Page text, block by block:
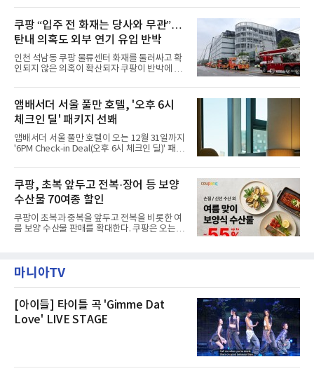
라 극장을 모티브로 한 데코레이션으로 구성됐
다. 무대 공간 및 티켓 박스
필먼트서비스(CFS)가 지난 28일부터 화재 피해
주민을 대상으로 전문 출장 청소서비스 지원에
나섬으로써 본격적인 지역사회 복구 작업이 시
작된 것이다.대피소 주민 중심 청소 접수, 첫날
부터 2가구 지원 완료CFS는 신현초등학교, 신
현북초등학교, 신현여자중학교 등 인천 서해구
관내 임시 대피소 3곳에서 체류해온 화재 피해
민들의 호응 속에 CFS는 즉시 행동에 나섰다. 지
난 28일 오후 전문 청소업체와
쿠팡 “입주 전 화재는 당사와 무관”…
탄내 의혹도 외부 연기 유입 반박
인천 석남동 쿠팡 물류센터 화재를 둘러싸고 확
인되지 않은 의혹이 확산되자 쿠팡이 반박에 나
에 대해서는 외부 화재 연기 유입이라고 설명했
고, 2023년 같은 물류센터에서 발생한 화재에
대해서도 쿠팡 입주 전 공사 과정에서 벌어진 일
이라며 선을 그었다.쿠팡은 21일 인천 물류센터
내부에서 불이 타는 냄새가 났다는 의혹과 관련
해 “사실무근”이라는 입장을 밝혔다.회사 측은
“인근에서 지난 15일 다른 회사에서 발생한 대
것으로 확인됐다”고 설명했다.이어 “정확한 화
재 원인은 추후 조사될
앰배서더 서울 풀만 호텔, '오후 6시
체크인 딜' 패키지 선봬
앰배서더 서울 풀만 호텔이 오는 12월 31일까지
'6PM Check-in Deal(오후 6시 체크인 딜)' 패키
으로 여유로운 저녁 시간부터 호텔 스테이를 시
작할 수 있도록 준비됐다.앰배서더 서울 풀만 호
텔 측은 “퇴근 후 또는 주말 도심 속에서 짧지만
온전한 휴식을 원하는 고객들에게 특별한 경험
을 제공한다”고 밝혔다.패키지는 디럭스와 이그
제큐티브 두 가지 타입으로 구성된다. 디럭스 패
키지는 객실 1박(룸 온리)으로 심플한 호캉스를
스 센터 사우나 2인 이용 혜택이 포함된다.특히
클럽 앰배서더 라운지
쿠팡, 초복 앞두고 전복·장어 등 보양
수산물 70여종 할인
쿠팡이 초복과 중복을 앞두고 전복을 비롯한 여
름 보양 수산물 판매를 확대한다. 쿠팡은 오는
우 등이 포함됐다. 쿠팡은 올해 큰 크기의 전복
생산량이 늘어난 점을 반영해 주요 산지 상품을
전복은 산지에서 채취한 뒤 전국으로 직송되는
방식으로 운영된다. 신선도가 중요한 상품인 만
큼 이르면 다음 날 오전 배송이 가능하도록 물류
마니아TV
[아이들] 타이틀 곡 'Gimme Dat
Love' LIVE STAGE